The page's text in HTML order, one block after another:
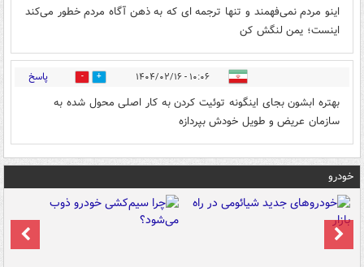
اینو مردم نمی‌فهمند و تنها ترجمه ای که به ذهن آگاه مردم خطور می‌کند
اینست؛ یمن لنگش کن
۱۰:۰۶ - ۱۴۰۴/۰۲/۱۶ 1 پاسخ
بهتره ابشون بجای اینگونه توئیت کردن به کار اصلی محول شده به
سازمان عریض و طویل خودش بپردازه
خودرو